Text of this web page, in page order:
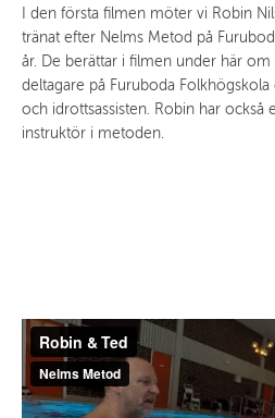
I den första filmen möter vi Robin
tränat efter Nelms Metod på
år. De berättar i filmen under här om
deltagare på Furuboda
och idrottsassisten. Robin har också
instruktör i metoden.